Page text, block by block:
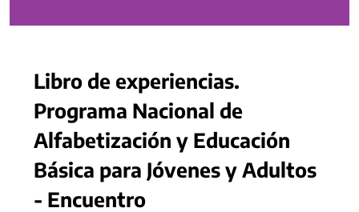
Libro de experiencias.
Programa Nacional de
Alfabetización y Educación
Básica para Jóvenes y Adultos
- Encuentro